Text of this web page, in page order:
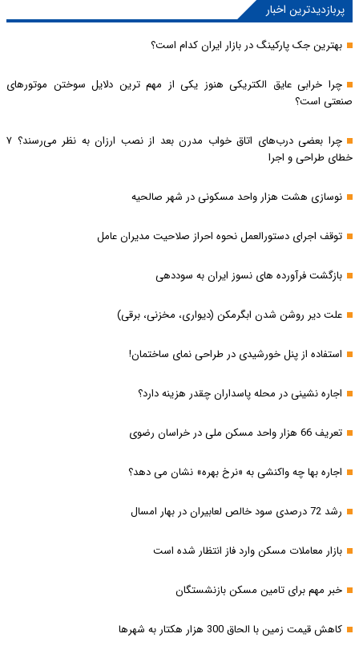
پربازدیدترین اخبار
بهترین جک پارکینگ در بازار ایران کدام است؟
چرا خرابی عایق الکتریکی هنوز یکی از مهم‌ ترین دلایل سوختن موتورهای
صنعتی است؟
چرا بعضی درب‌های اتاق خواب مدرن بعد از نصب ارزان به نظر می‌رسند؟ ۷
خطای طراحی و اجرا
نوسازی هشت هزار واحد مسکونی در شهر صالحیه
توقف اجرای دستورالعمل نحوه احراز صلاحیت مدیران عامل
بازگشت فرآورده های نسوز ایران به سوددهی
علت دیر روشن شدن ابگرمکن (دیواری، مخزنی، برقی)
استفاده از پنل خورشیدی در طراحی نمای ساختمان!
اجاره نشینی در محله پاسداران چقدر هزینه دارد؟
تعریف 66 هزار واحد مسکن ملی در خراسان رضوی
اجاره بها چه واکنشی به «نرخ بهره» نشان می دهد؟
رشد 72 درصدی سود خالص لعابیران در بهار امسال
بازار معاملات مسکن وارد فاز انتظار شده است
خبر مهم برای تامین مسکن بازنشستگان
کاهش قیمت زمین با الحاق 300 هزار هکتار به شهرها